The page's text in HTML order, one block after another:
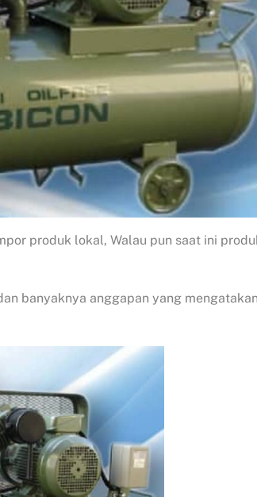
produk lokal, Walau pun saat ini
banyaknya anggapan yang